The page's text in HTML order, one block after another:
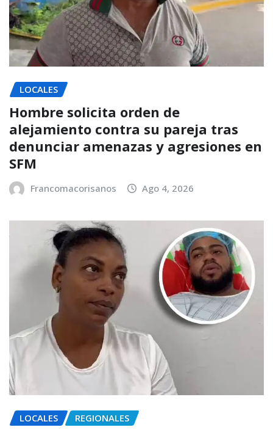
LOCALES
Hombre solicita orden de
alejamiento contra su pareja tras
denunciar amenazas y agresiones en
SFM
Francomacorisanos Ago 4, 2026
LOCALES REGIONALES